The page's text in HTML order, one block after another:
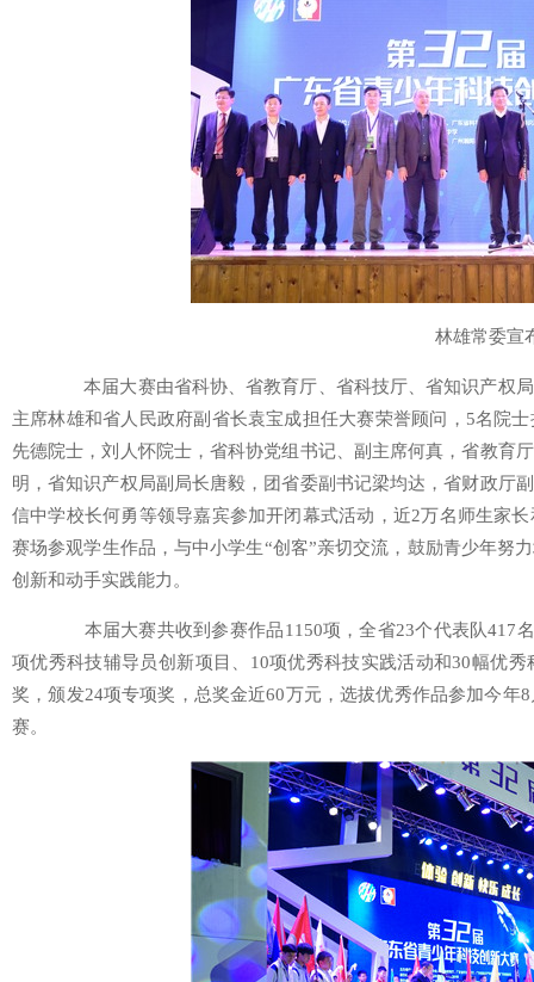
林雄常委宣
本届大赛由省科协、省教育厅、省科技厅、省知识产权
主席林雄和省人民政府副省长袁宝成担任大赛荣誉顾问，5名院
先德院士，刘人怀院士，省科协党组书记、副主席何真，省教育
明，省知识产权局副局长唐毅，团省委副书记梁均达，省财政厅
信中学校长何勇等领导嘉宾参加开闭幕式活动，近2万名师生家
赛场参观学生作品，与中小学生“创客”亲切交流，鼓励青少年努
创新和动手实践能力。
本届大赛共收到参赛作品1150项，全省23个代表队417
项优秀科技辅导员创新项目、10项优秀科技实践活动和30幅优
奖，颁发24项专项奖，总奖金近60万元，选拔优秀作品参加今
赛。